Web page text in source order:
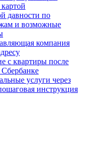
давности по
и возможные
компания
с квартиры после
услуги через
инструкция